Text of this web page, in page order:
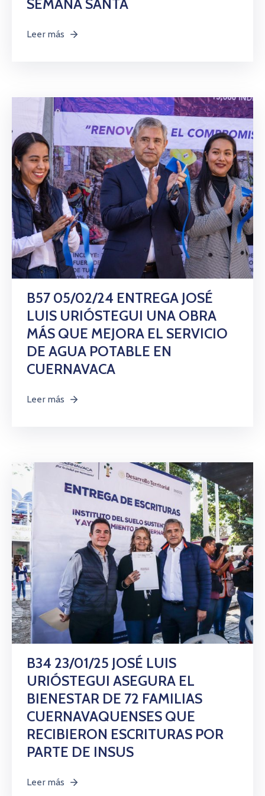
SEMANA SANTA
Leer más
B57 05/02/24 ENTREGA JOSÉ
LUIS URIÓSTEGUI UNA OBRA
MÁS QUE MEJORA EL SERVICIO
DE AGUA POTABLE EN
CUERNAVACA
Leer más
B34 23/01/25 JOSÉ LUIS
URIÓSTEGUI ASEGURA EL
BIENESTAR DE 72 FAMILIAS
CUERNAVAQUENSES QUE
RECIBIERON ESCRITURAS POR
PARTE DE INSUS
Leer más